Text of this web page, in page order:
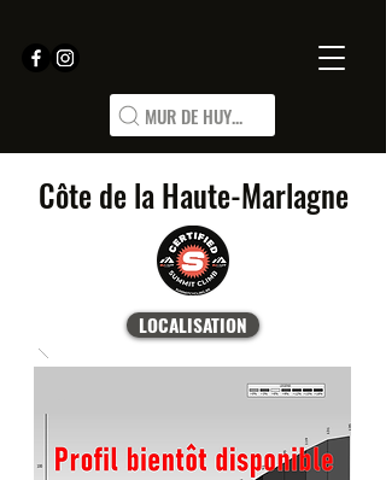
MUR DE HUY...
Côte de la Haute-Marlagne
LOCALISATION